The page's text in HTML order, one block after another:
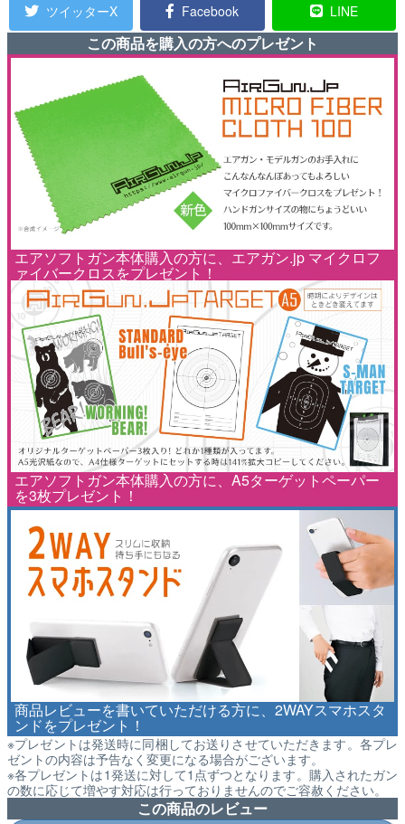
ツイッターX
Facebook LINE
この商品を購入の方へのプレゼント
エアソフトガン本体購入の方に、エアガン.jp マイクロフ
ァイバークロスをプレゼント！
エアソフトガン本体購入の方に、A5ターゲットペーパー
を3枚プレゼント！
商品レビューを書いていただける方に、2WAYスマホスタ
ンドをプレゼント！
※プレゼントは発送時に同梱してお送りさせていただきます。各プレ
ゼントの内容は予告なく変更になる場合がございます。
※各プレゼントは1発送に対して1点ずつとなります。購入されたガン
の数に応じて増やす対応は行っておりませんのでご容赦ください。
この商品のレビュー